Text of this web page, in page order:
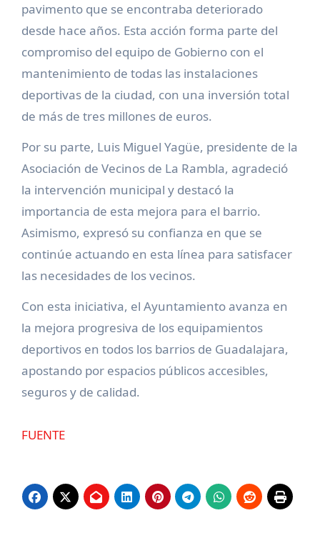
pavimento que se encontraba deteriorado
desde hace años. Esta acción forma parte del
compromiso del equipo de Gobierno con el
mantenimiento de todas las instalaciones
deportivas de la ciudad, con una inversión total
de más de tres millones de euros.
Por su parte, Luis Miguel Yagüe, presidente de la
Asociación de Vecinos de La Rambla, agradeció
la intervención municipal y destacó la
importancia de esta mejora para el barrio.
Asimismo, expresó su confianza en que se
continúe actuando en esta línea para satisfacer
las necesidades de los vecinos.
Con esta iniciativa, el Ayuntamiento avanza en
la mejora progresiva de los equipamientos
deportivos en todos los barrios de Guadalajara,
apostando por espacios públicos accesibles,
seguros y de calidad.
FUENTE